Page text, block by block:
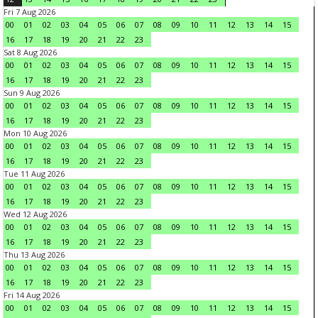
Fri 7 Aug 2026
00
01 02 03 04 05 06 07 08 09 10 11 12 13 14
15
16
17 18 19 20 21 22
23
Sat 8 Aug 2026
00
01 02 03 04 05 06 07 08 09 10 11 12 13 14
15
16
17 18 19 20 21 22
23
Sun 9 Aug 2026
00
01 02 03 04 05 06 07 08 09 10 11 12 13 14
15
16
17 18 19 20 21 22
23
Mon 10 Aug 2026
00
01 02 03 04 05 06 07 08 09 10 11 12 13 14
15
16
17 18 19 20 21 22
23
Tue 11 Aug 2026
00
01 02 03 04 05 06 07 08 09 10 11 12 13 14
15
16
17 18 19 20 21 22
23
Wed 12 Aug 2026
00
01 02 03 04 05 06 07 08 09 10 11 12 13 14
15
16
17 18 19 20 21 22
23
Thu 13 Aug 2026
00
01 02 03 04 05 06 07 08 09 10 11 12 13 14
15
16
17 18 19 20 21 22
23
Fri 14 Aug 2026
00
01 02 03 04 05 06 07 08 09 10 11 12 13 14
15